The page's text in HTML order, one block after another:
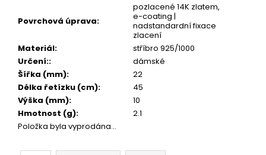
Povrchová úprava:
pozlacené 14K zlatem,
e-coating |
nadstandardní fixace
zlacení
Materiál:
stříbro 925/1000
Určení::
dámské
Šířka (mm):
22
Délka řetízku (cm):
45
Výška (mm):
10
Hmotnost (g):
2.1
Položka byla vyprodána…